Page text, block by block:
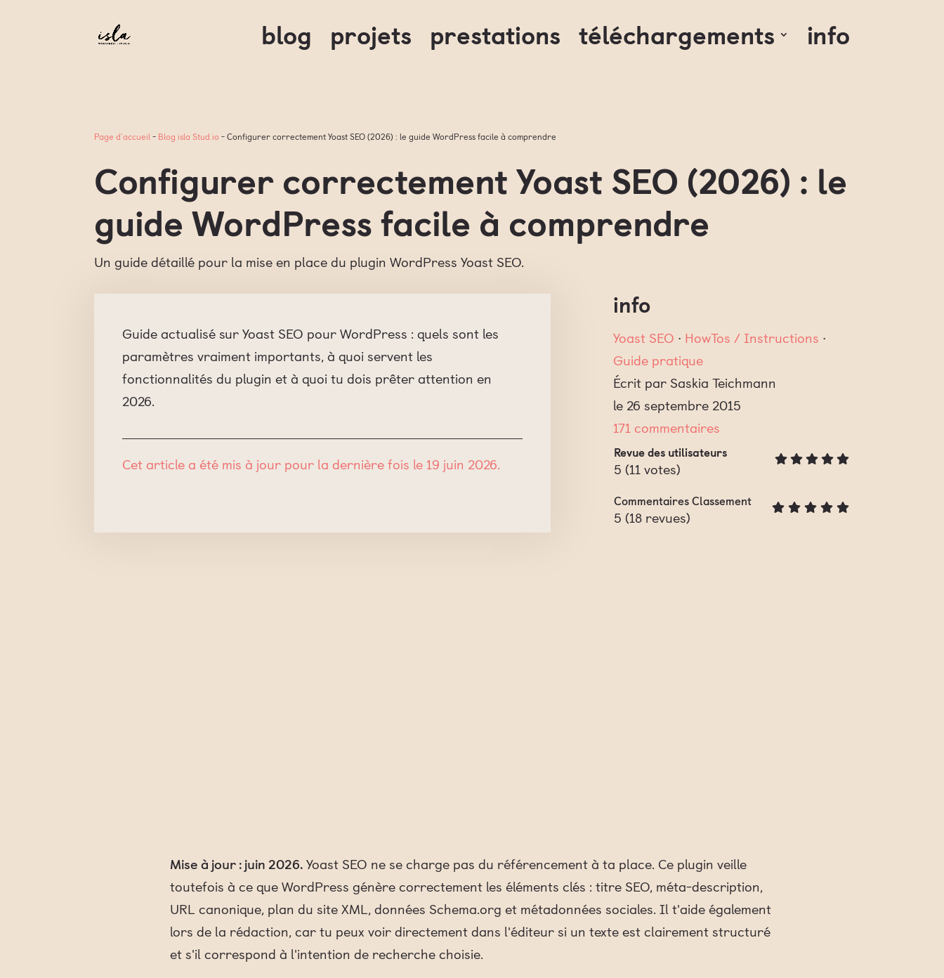
blog projets prestations téléchargements info
Page d'accueil- Blog isla Stud.io -Configurer correctement Yoast SEO (2026) : le guide WordPress facile à comprendre
Configurer correctement Yoast SEO (2026) : le
guide WordPress facile à comprendre
Un guide détaillé pour la mise en place du plugin WordPress Yoast SEO.
Guide actualisé sur Yoast SEO pour WordPress : quels sont les
paramètres vraiment importants, à quoi servent les
fonctionnalités du plugin et à quoi tu dois prêter attention en
2026.
Cet article a été mis à jour pour la dernière fois le 19 juin 2026.
info
Yoast SEO ∙ HowTos / Instructions ∙
Guide pratique
Écrit par Saskia Teichmann
le 26 septembre 2015
171 commentaires
Revue des utilisateurs
5 (11votes)
Commentaires Classement
5 (18revues)
Mise à jour : juin 2026.Yoast SEO ne se charge pas du référencement à ta place. Ce plugin veille
toutefois à ce que WordPress génère correctement les éléments clés : titre SEO, méta-description,
URL canonique, plan du site XML, données Schema.org et métadonnées sociales. Il t'aide également
lors de la rédaction, car tu peux voir directement dans l'éditeur si un texte est clairement structuré
et s'il correspond à l'intention de recherche choisie.